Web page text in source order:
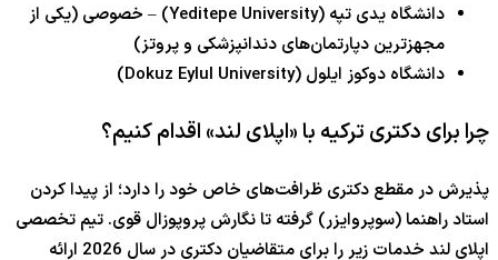
دانشگاه یدی تپه (Yeditepe University) – خصوصی (یکی از
مجهزترین دپارتمان‌های دندانپزشکی و پروتز)
دانشگاه دوکوز ایلول (Dokuz Eylul University)
چرا برای دکتری ترکیه با «اپلای لند» اقدام کنیم؟
پذیرش در مقطع دکتری ظرافت‌های خاص خود را دارد؛ از پیدا کردن
استاد راهنما (سوپروایزر) گرفته تا نگارش پروپوزال قوی. تیم تخصصی
اپلای لند خدمات زیر را برای متقاضیان دکتری در سال 2026 ارائه